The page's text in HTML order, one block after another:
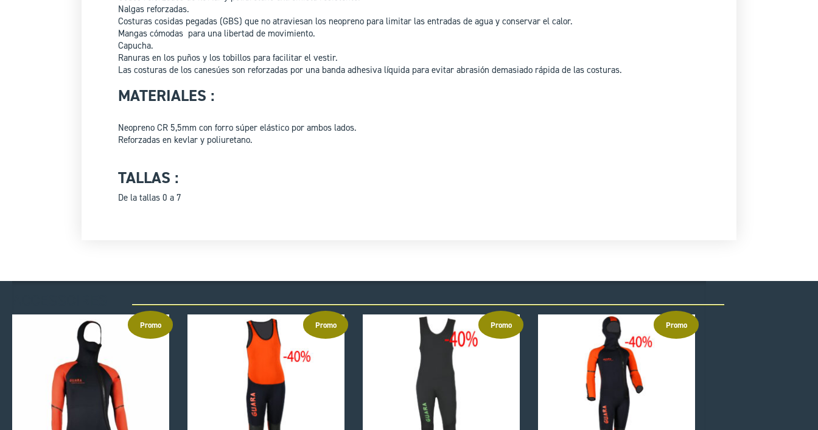
Nalgas reforzadas.
Costuras cosidas pegadas (GBS) que no atraviesan los neopreno para limitar las entradas de agua y conservar el calor.
Mangas cómodas para una libertad de movimiento.
Capucha.
Ranuras en los puños y los tobillos para facilitar el vestir.
Las costuras de los canesúes son reforzadas por una banda adhesiva líquida para evitar abrasión demasiado rápida de las costuras.
MATERIALES :
Neopreno CR 5,5mm con forro súper elástico por ambos lados.
Reforzadas en kevlar y poliuretano.
TALLAS :
De la tallas 0 a 7
Promo Promo Promo Promo